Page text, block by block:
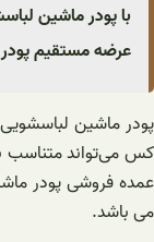
با پودر ماشین
عرضه مستقیم
پودر ماشین
کس می‌تواند متناسب
عمده فروشی پودر
می باشد.